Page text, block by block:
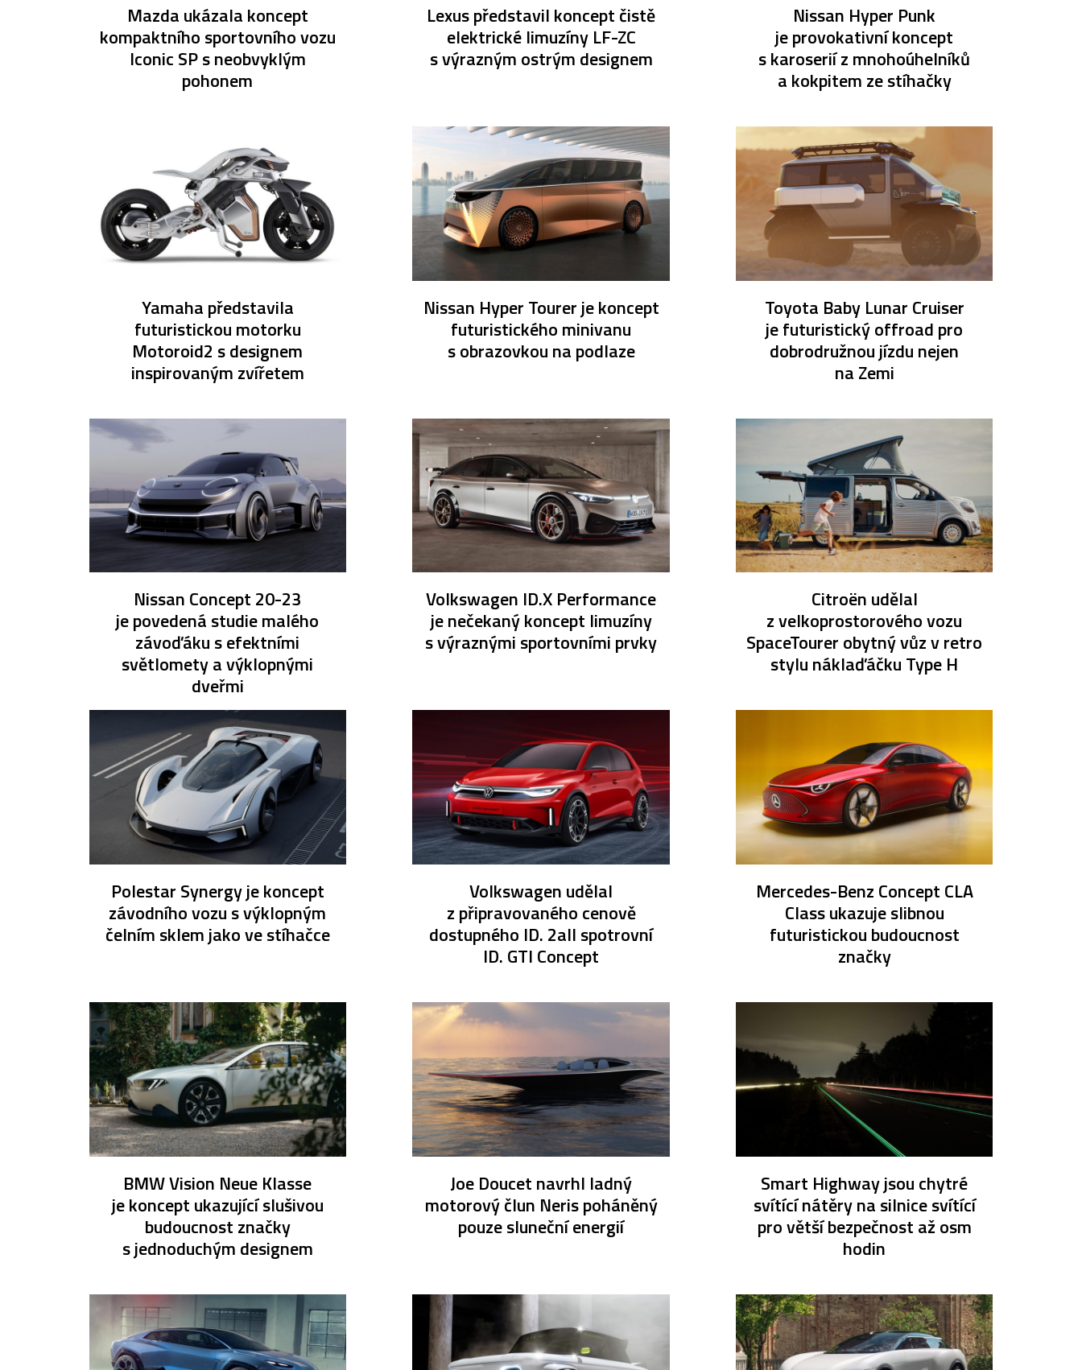
Mazda ukázala koncept
kompaktního sportovního vozu
Iconic SP s neobvyklým
pohonem
Lexus představil koncept čistě
elektrické limuzíny LF-ZC
s výrazným ostrým designem
Nissan Hyper Punk
je provokativní koncept
s karoserií z mnohoúhelníků
a kokpitem ze stíhačky
Yamaha představila
futuristickou motorku
Motoroid2 s designem
inspirovaným zvířetem
Nissan Hyper Tourer je koncept
futuristického minivanu
s obrazovkou na podlaze
Toyota Baby Lunar Cruiser
je futuristický offroad pro
dobrodružnou jízdu nejen
na Zemi
Nissan Concept 20-23
je povedená studie malého
závoďáku s efektními
světlomety a výklopnými
dveřmi
Volkswagen ID.X Performance
je nečekaný koncept limuzíny
s výraznými sportovními prvky
Citroën udělal
z velkoprostorového vozu
SpaceTourer obytný vůz v retro
stylu náklaďáčku Type H
Polestar Synergy je koncept
závodního vozu s výklopným
čelním sklem jako ve stíhačce
Volkswagen udělal
z připravovaného cenově
dostupného ID. 2all spotrovní
ID. GTI Concept
Mercedes-Benz Concept CLA
Class ukazuje slibnou
futuristickou budoucnost
značky
BMW Vision Neue Klasse
je koncept ukazující slušivou
budoucnost značky
s jednoduchým designem
Joe Doucet navrhl ladný
motorový člun Neris poháněný
pouze sluneční energií
Smart Highway jsou chytré
svítící nátěry na silnice svítící
pro větší bezpečnost až osm
hodin